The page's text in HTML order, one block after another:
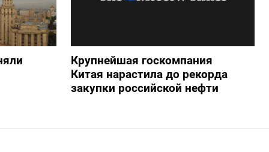
Крупнейшая госкомпания
Китая нарастила до рекорда
закупки российской нефти